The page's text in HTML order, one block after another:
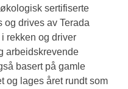
sertifiserte
og drives av Terada
rekken og driver
arbeidskrevende
basert på gamle
og lages året rundt som